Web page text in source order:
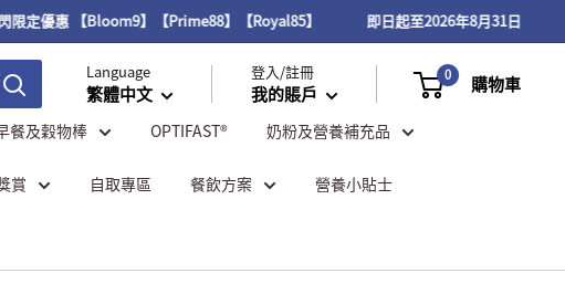
Bloom9】【Prime88】【Royal85】 即日起至2026年8月31日，VITAL
Language
繁體中文
登入/註冊
我的賬戶
0 購物車
餐及穀物棒 OPTIFAST® 奶粉及營養補充品
賞 自取專區 餐飲方案 營養小貼士